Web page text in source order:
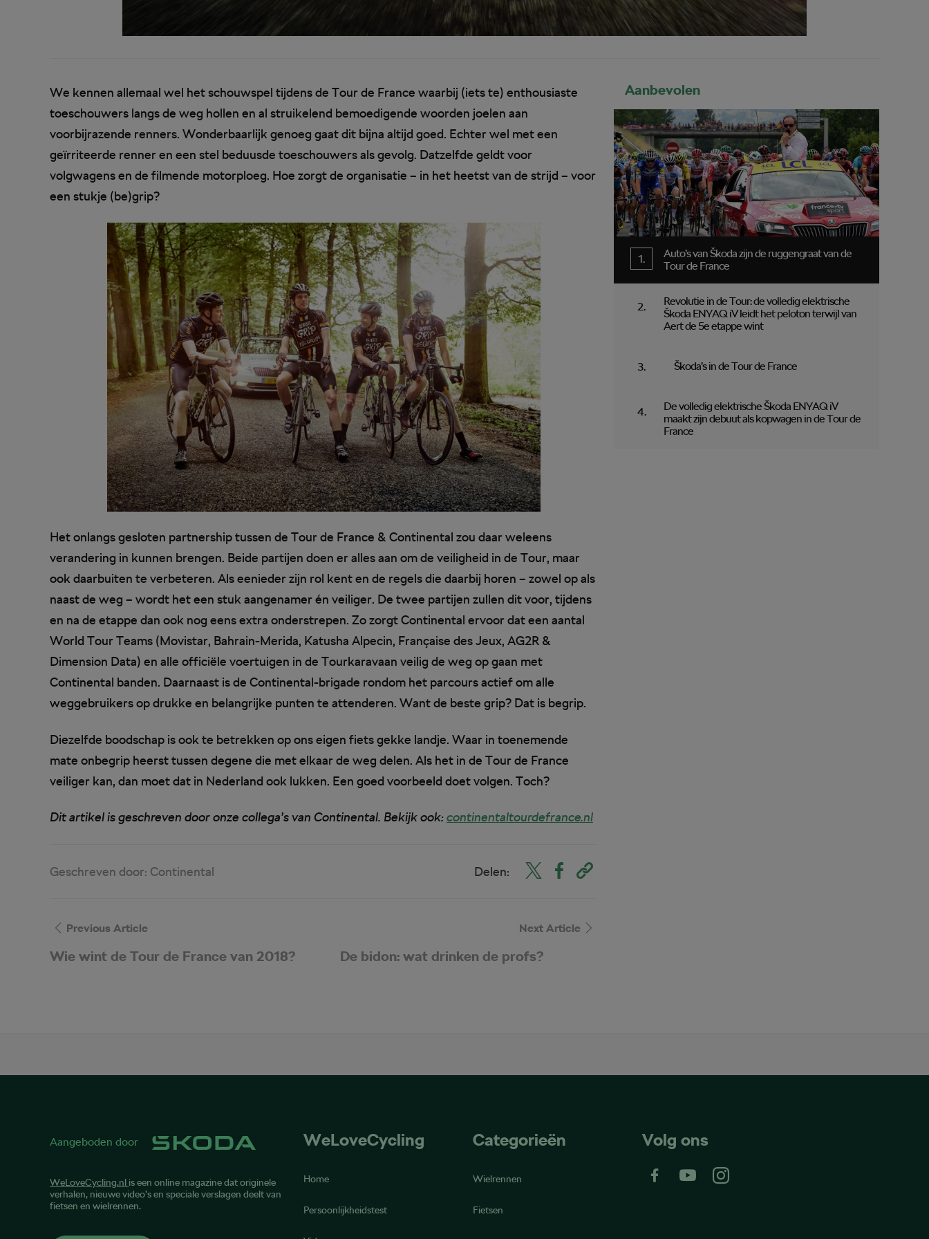
We kennen allemaal wel het schouwspel tijdens de Tour de France waarbij (iets te) enthousiaste
toeschouwers langs de weg hollen en al struikelend bemoedigende woorden joelen aan
voorbijrazende renners. Wonderbaarlijk genoeg gaat dit bijna altijd goed. Echter wel met een
geïrriteerde renner en een stel beduusde toeschouwers als gevolg. Datzelfde geldt voor
volgwagens en de filmende motorploeg. Hoe zorgt de organisatie – in het heetst van de strijd – voor
een stukje (be)grip?
Het onlangs gesloten partnership tussen de Tour de France & Continental zou daar weleens
verandering in kunnen brengen. Beide partijen doen er alles aan om de veiligheid in de Tour, maar
ook daarbuiten te verbeteren. Als eenieder zijn rol kent en de regels die daarbij horen – zowel op als
naast de weg – wordt het een stuk aangenamer én veiliger. De twee partijen zullen dit voor, tijdens
en na de etappe dan ook nog eens extra onderstrepen. Zo zorgt Continental ervoor dat een aantal
World Tour Teams (Movistar, Bahrain-Merida, Katusha Alpecin, Française des Jeux, AG2R &
Dimension Data) en alle officiële voertuigen in de Tourkaravaan veilig de weg op gaan met
Continental banden. Daarnaast is de Continental-brigade rondom het parcours actief om alle
weggebruikers op drukke en belangrijke punten te attenderen. Want de beste grip? Dat is begrip.
Diezelfde boodschap is ook te betrekken op ons eigen fiets gekke landje. Waar in toenemende
mate onbegrip heerst tussen degene die met elkaar de weg delen. Als het in de Tour de France
veiliger kan, dan moet dat in Nederland ook lukken. Een goed voorbeeld doet volgen. Toch?
Dit artikel is geschreven door onze collega’s van Continental. Bekijk ook:continentaltourdefrance.nl
Geschreven door: Continental Delen:
Previous Article
Wie wint de Tour de France van 2018?
Next Article
De bidon: wat drinken de profs?
Aanbevolen
Auto’s van Škoda zijn de ruggengraat van de
Tour de France
Revolutie in de Tour: de volledig elektrische
Škoda ENYAQ iV leidt het peloton terwijl van
Aert de 5e etappe wint
Škoda’s in de Tour de France
De volledig elektrische Škoda ENYAQ iV
maakt zijn debuut als kopwagen in de Tour de
France
Aangeboden door
WeLoveCycling.nl is een online magazine dat originele
verhalen, nieuwe video’s en speciale verslagen deelt van
fietsen en wielrennen.
WeLoveCycling
Home
Persoonlijkheidstest
Categorieën
Wielrennen
Fietsen
Volg ons